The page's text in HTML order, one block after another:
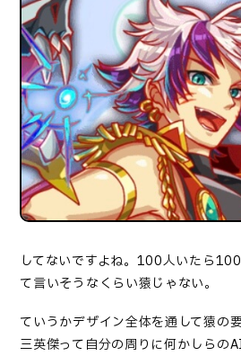
してないですよね。100人いたら
て言いそうなくらい猿じゃない。
ていうかデザイン全体を通して猿の
三英傑って自分の周りに何かしらの